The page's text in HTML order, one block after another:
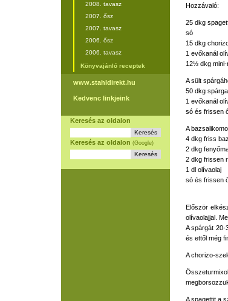
2008. tavasz
2007. ősz
2007. tavasz
2006. ősz
2006. tavasz
Könyvajánló receptek
www.stahldirekt.hu
Kedvenc linkjeink
Keresés az oldalon
Keresés az oldalon (Google)
Hozzávaló:
25 dkg
só
15 dkg
1 evőkanál
12½ dkg
A sült
50 dkg
1 evőkanál
só és frissen
A
4 dkg friss
2 dkg
2 dkg frissen
1 dl olívaolaj
só és frissen
Először
olívaolajjal.
A spárgát 20-
és ettől még
A chorizo-
A spagettit a